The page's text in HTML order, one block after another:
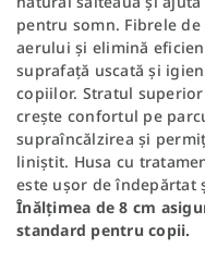
pentru somn. Fibrele
aerului și elimină
suprafață uscată și
copiilor. Stratul
crește confortul pe
supraîncălzirea și
liniștit. Husa cu
este ușor de îndepărtat
Înălțimea de 8 cm
standard pentru copii.